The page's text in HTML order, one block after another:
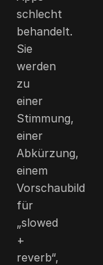
schlecht
behandelt.
Sie
werden
zu
einer
Stimmung,
einer
Abkürzung,
einem
Vorschaubild
für
„slowed
+
reverb“,